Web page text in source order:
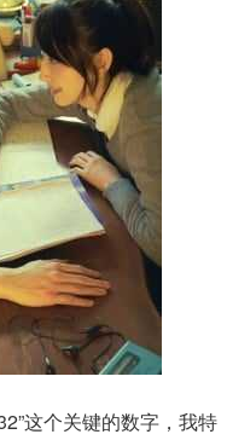
这个关键的数字，我特